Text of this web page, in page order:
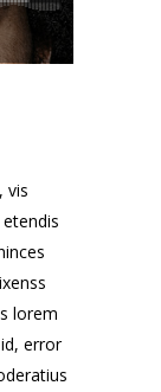
vis
lorem
error